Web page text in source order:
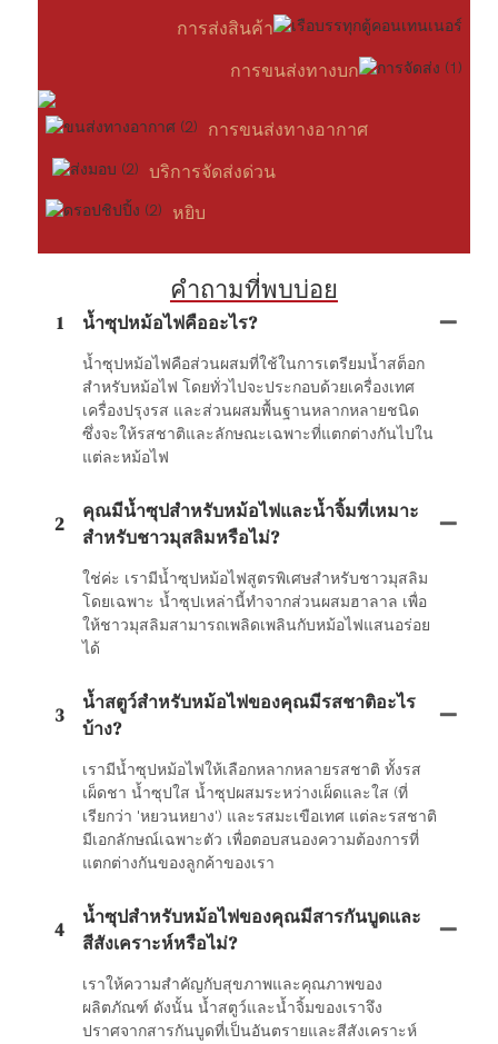
การส่งสินค้า
การขนส่งทางบก
การขนส่งทางอากาศ
บริการจัดส่งด่วน
หยิบ
คำถามที่พบบ่อย
1 น้ำซุปหม้อไฟคืออะไร?
น้ำซุปหม้อไฟคือส่วนผสมที่ใช้ในการเตรียมน้ำสต็อก
สำหรับหม้อไฟ โดยทั่วไปจะประกอบด้วยเครื่องเทศ
เครื่องปรุงรส และส่วนผสมพื้นฐานหลากหลายชนิด
ซึ่งจะให้รสชาติและลักษณะเฉพาะที่แตกต่างกันไปใน
แต่ละหม้อไฟ
2
คุณมีน้ำซุปสำหรับหม้อไฟและน้ำจิ้มที่เหมาะ
สำหรับชาวมุสลิมหรือไม่?
ใช่ค่ะ เรามีน้ำซุปหม้อไฟสูตรพิเศษสำหรับชาวมุสลิม
โดยเฉพาะ น้ำซุปเหล่านี้ทำจากส่วนผสมฮาลาล เพื่อ
ให้ชาวมุสลิมสามารถเพลิดเพลินกับหม้อไฟแสนอร่อย
ได้
3
น้ำสตูว์สำหรับหม้อไฟของคุณมีรสชาติอะไร
บ้าง?
เรามีน้ำซุปหม้อไฟให้เลือกหลากหลายรสชาติ ทั้งรส
เผ็ดชา น้ำซุปใส น้ำซุปผสมระหว่างเผ็ดและใส (ที่
เรียกว่า 'หยวนหยาง') และรสมะเขือเทศ แต่ละรสชาติ
มีเอกลักษณ์เฉพาะตัว เพื่อตอบสนองความต้องการที่
แตกต่างกันของลูกค้าของเรา
4
น้ำซุปสำหรับหม้อไฟของคุณมีสารกันบูดและ
สีสังเคราะห์หรือไม่?
เราให้ความสำคัญกับสุขภาพและคุณภาพของ
ผลิตภัณฑ์ ดังนั้น น้ำสตูว์และน้ำจิ้มของเราจึง
ปราศจากสารกันบูดที่เป็นอันตรายและสีสังเคราะห์